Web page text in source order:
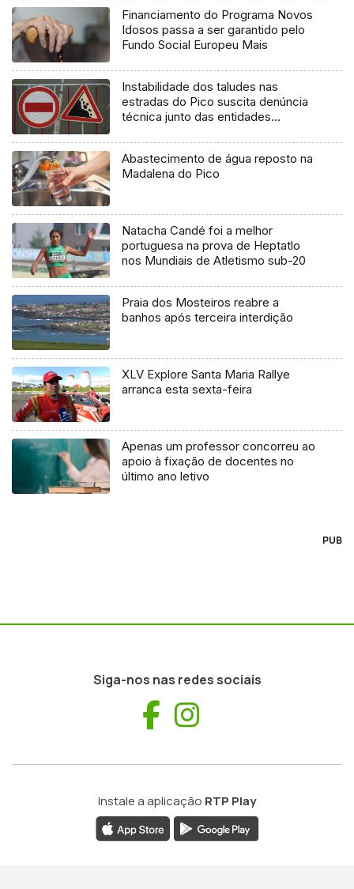
Financiamento do Programa Novos
Idosos passa a ser garantido pelo
Fundo Social Europeu Mais
Instabilidade dos taludes nas
estradas do Pico suscita denúncia
técnica junto das entidades
Abastecimento de água reposto na
Madalena do Pico
Natacha Candé foi a melhor
portuguesa na prova de Heptatlo
nos Mundiais de Atletismo sub-20
Praia dos Mosteiros reabre a
banhos após terceira interdição
XLV Explore Santa Maria Rallye
arranca esta sexta-feira
Apenas um professor concorreu ao
apoio à fixação de docentes no
último ano letivo
PUB
Siga-nos nas redes sociais
Facebook
Instale a aplicação RTP Play